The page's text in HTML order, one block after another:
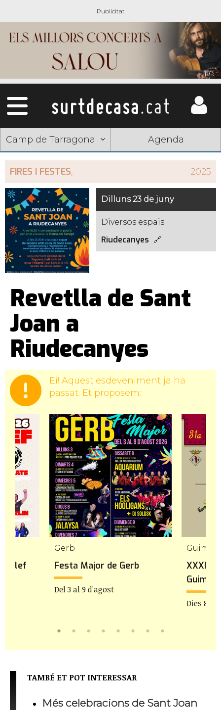
Camp de Tarragona Agenda
FIRES I FESTES, 2025
Dilluns 23 de juny
Diversos espais
Riudecanyes
Revetlla de Sant
Joan a
Riudecanyes
Ei! Aquest esdeveniment ja ha
passat. Et proposem:
Gerb
Festa Major de Gerb
Del 3 al 9 d'agost
XXXIa
Guimerà
Dies 8 i
TAMBÉ ET POT INTERESSAR
Més celebracions de Sant Joan